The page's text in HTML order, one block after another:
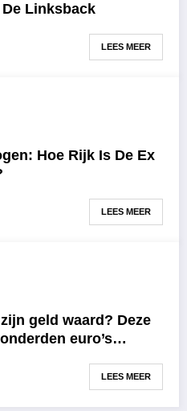
Linksback
LEES MEER
Hoe Rijk Is De Ex
LEES MEER
geld waard? Deze
euro’s
LEES MEER